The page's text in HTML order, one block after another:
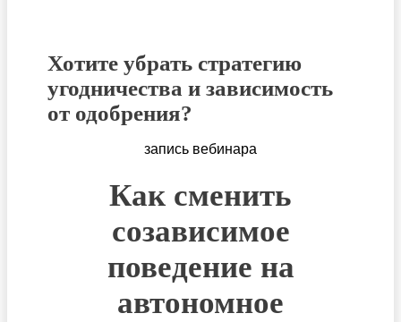
Хотите убрать стратегию
угодничества и зависимость
от одобрения?
запись вебинара
Как сменить
созависимое
поведение на
автономное